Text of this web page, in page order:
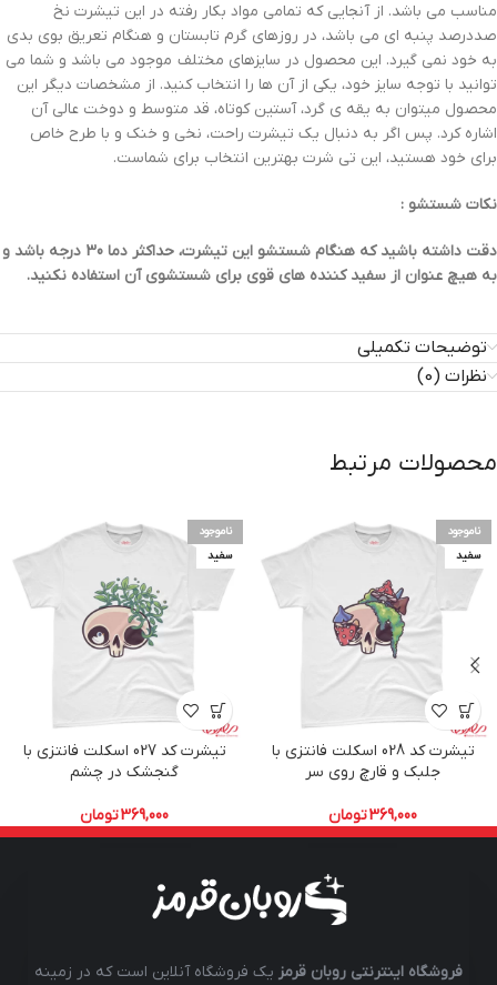
مناسب می باشد. از آنجایی که تمامی مواد بکار رفته در این تیشرت نخ
صددرصد پنبه ای می باشد، در روزهای گرم تابستان و هنگام تعریق بوی بدی
به خود نمی گیرد. این محصول در سایزهای مختلف موجود می باشد و شما می
توانید با توجه سایز خود، یکی از آن ها را انتخاب کنید. از مشخصات دیگر این
محصول میتوان به یقه ی گرد، آستین کوتاه، قد متوسط و دوخت عالی آن
اشاره کرد. پس اگر به دنبال یک تیشرت راحت، نخی و خنک و با طرح خاص
برای خود هستید، این تی شرت بهترین انتخاب برای شماست.
نکات شستشو :
دقت داشته باشید که هنگام شستشو این تیشرت، حداکثر دما 30 درجه باشد و
به هیچ عنوان از سفید کننده های قوی برای شستشوی آن استفاده نکنید.
توضیحات تکمیلی
نظرات (0)
محصولات مرتبط
ناموجود
سفید
تیشرت کد 028 اسکلت فانتزی با
جلبک و قارچ روی سر
369,000تومان
ناموجود
سفید
تیشرت کد 027 اسکلت فانتزی با
گنجشک در چشم
369,000تومان
فروشگاه اینترنتی روبان قرمز یک فروشگاه آنلاین است که در زمینه